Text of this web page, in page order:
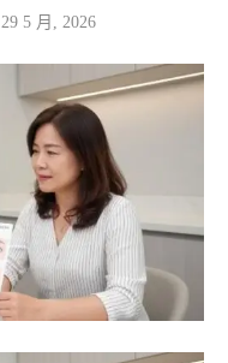
29 5 月, 2026